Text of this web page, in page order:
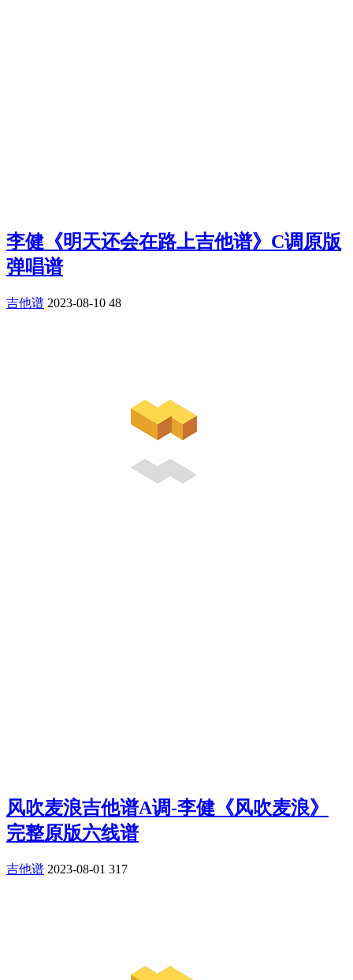
李健《明天还会在路上吉他谱》C调原版
弹唱谱
吉他谱 2023-08-10 48
风吹麦浪吉他谱A调-李健《风吹麦浪》
完整原版六线谱
吉他谱 2023-08-01 317